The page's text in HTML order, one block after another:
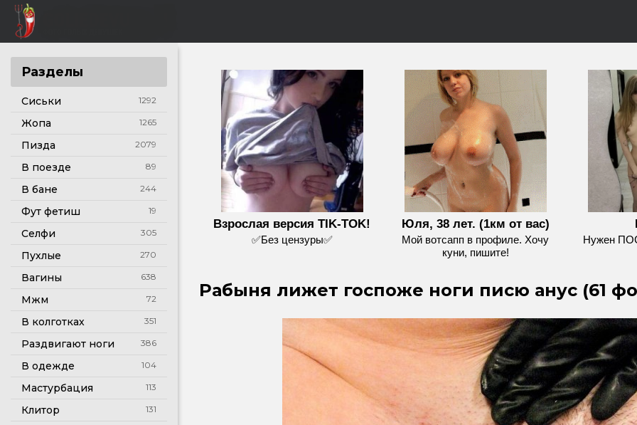
Разделы
Сиськи 1292
Жопа 1265
Пизда 2079
В поезде 89
В бане 244
Фут фетиш 19
Селфи 305
Пухлые 270
Вагины 638
Мжм 72
В колготках 351
Раздвигают ноги 386
В одежде 104
Мастурбация 113
Клитор 131
Взрослая версия TIK-TOK!
✅Без цензуры✅
Юля, 38 лет. (1км от вас)
Мой вотсапп в профиле. Хочу
куни, пишите!
Нужен
Рабыня лижет госпоже ноги писю анус (61